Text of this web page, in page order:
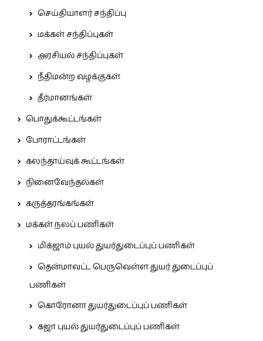
செய்தியாளர் சந்திப்பு
மக்கள் சந்திப்புகள்
அரசியல் சந்திப்புகள்
நீதிமன்ற வழக்குகள்
தீர்மானங்கள்
பொதுக்கூட்டங்கள்
போராட்டங்கள்
கலந்தாய்வுக் கூட்டங்கள்
நினைவேந்தல்கள்
கருத்தரங்கங்கள்
மக்கள் நலப் பணிகள்
மிக்ஜாம் புயல் துயர்துடைப்புப் பணிகள்
தென்மாவட்ட பெருவெள்ள துயர் துடைப்புப்
பணிகள்
கொரோனா துயர்துடைப்புப் பணிகள்
கஜா புயல் துயர்துடைப்புப் பணிகள்